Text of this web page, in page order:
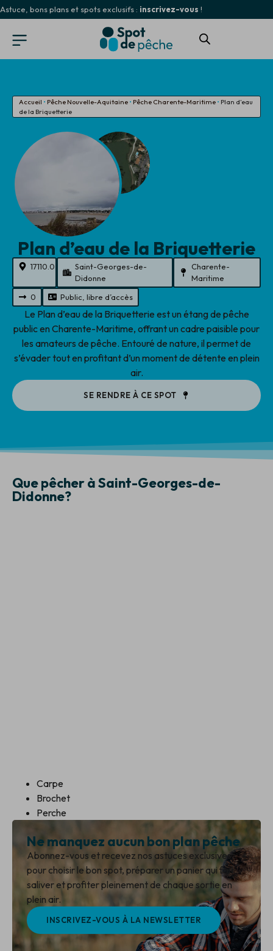
Astuce, bons plans et spots exclusifs : inscrivez-vous !
Accueil • Pêche Nouvelle-Aquitaine • Pêche Charente-Maritime • Plan d’eau
de la Briquetterie
Plan d’eau de la Briquetterie
17110.0
Saint-Georges-de-
Didonne
Charente-
Maritime
0
Public, libre d’accès
Le Plan d’eau de la Briquetterie est un étang de pêche
public en Charente-Maritime, offrant un cadre paisible pour
les amateurs de pêche. Entouré de nature, il permet de
s’évader tout en profitant d’un moment de détente en plein
air.
SE RENDRE À CE SPOT
Que pêcher à Saint-Georges-de-
Didonne?
Carpe
Brochet
Perche
Ne manquez aucun bon plan pêche
Abonnez-vous et recevez nos astuces exclusives
pour choisir le bon spot, préparer un panier qui fait
saliver et profiter pleinement de chaque sortie en
plein air.
INSCRIVEZ-VOUS À LA NEWSLETTER